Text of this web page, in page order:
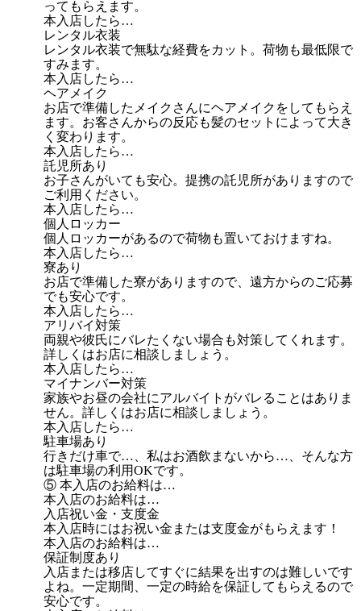
ってもらえます。
本入店したら…
レンタル衣装
レンタル衣装で無駄な経費をカット。荷物も最低限で
すみます。
本入店したら…
ヘアメイク
お店で準備したメイクさんにヘアメイクをしてもらえ
ます。お客さんからの反応も髪のセットによって大き
く変わります。
本入店したら…
託児所あり
お子さんがいても安心。提携の託児所がありますので
ご利用ください。
本入店したら…
個人ロッカー
個人ロッカーがあるので荷物も置いておけますね。
本入店したら…
寮あり
お店で準備した寮がありますので、遠方からのご応募
でも安心です。
本入店したら…
アリバイ対策
両親や彼氏にバレたくない場合も対策してくれます。
詳しくはお店に相談しましょう。
本入店したら…
マイナンバー対策
家族やお昼の会社にアルバイトがバレることはありま
せん。詳しくはお店に相談しましょう。
本入店したら…
駐車場あり
行きだけ車で…、私はお酒飲まないから…、そんな方
は駐車場の利用OKです。
⑤ 本入店のお給料は…
本入店のお給料は…
入店祝い金・支度金
本入店時にはお祝い金または支度金がもらえます！
本入店のお給料は…
保証制度あり
入店または移店してすぐに結果を出すのは難しいです
よね。一定期間、一定の時給を保証してもらえるので
安心です。